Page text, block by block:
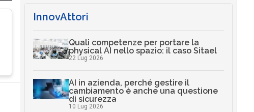
InnovAttori
Quali competenze per portare la
physical AI nello spazio: il caso Sitael
22 Lug 2026
AI in azienda, perché gestire il
cambiamento è anche una questione
di sicurezza
10 Lug 2026